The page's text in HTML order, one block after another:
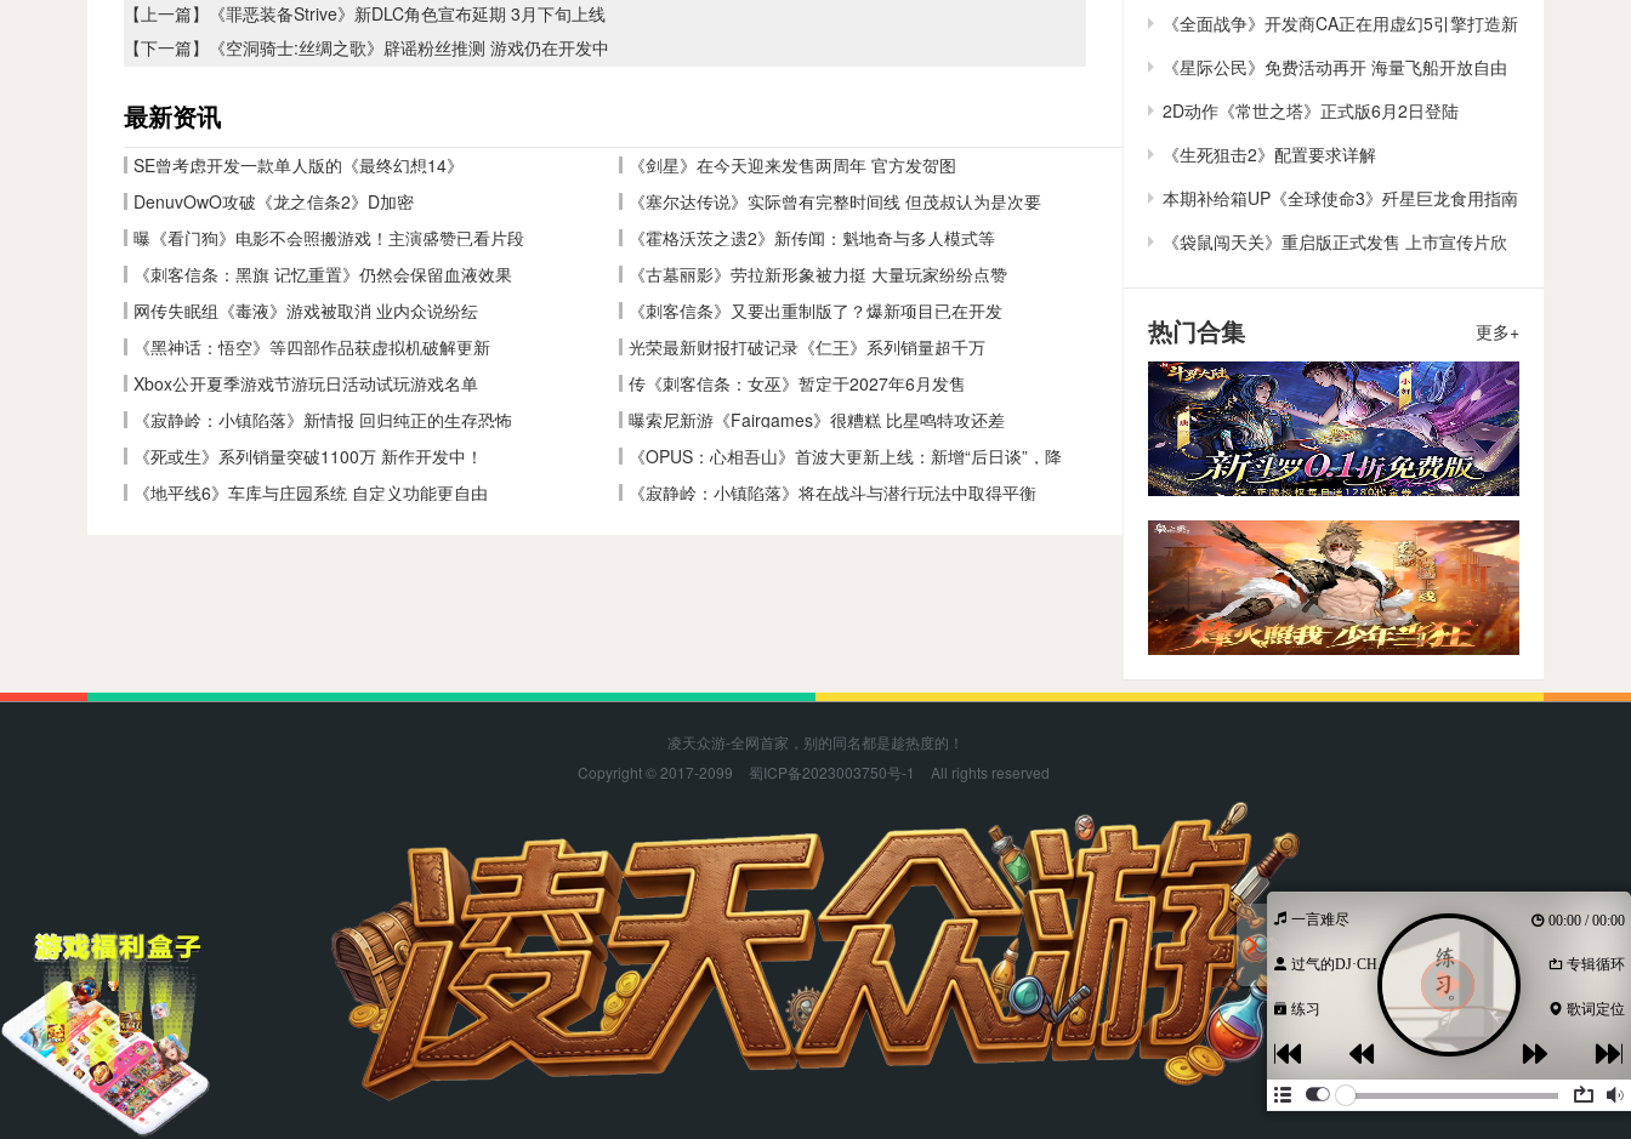
【上一篇】
《罪恶装备Strive》新DLC角色宣布延期 3月下旬上线
【下一篇】
《空洞骑士:丝绸之歌》辟谣粉丝推测 游戏仍在开发中
最新资讯
SE曾考虑开发一款单人版的《最终幻想14》
《剑星》在今天迎来发售两周年 官方发贺图
DenuvOwO攻破《龙之信条2》D加密
《塞尔达传说》实际曾有完整时间线 但茂叔认为是次要
曝《看门狗》电影不会照搬游戏！主演盛赞已看片段
《霍格沃茨之遗2》新传闻：魁地奇与多人模式等
《刺客信条：黑旗 记忆重置》仍然会保留血液效果
《古墓丽影》劳拉新形象被力挺 大量玩家纷纷点赞
网传失眠组《毒液》游戏被取消 业内众说纷纭
《刺客信条》又要出重制版了？爆新项目已在开发
《黑神话：悟空》等四部作品获虚拟机破解更新
光荣最新财报打破记录《仁王》系列销量超千万
Xbox公开夏季游戏节游玩日活动试玩游戏名单
传《刺客信条：女巫》暂定于2027年6月发售
《寂静岭：小镇陷落》新情报 回归纯正的生存恐怖
曝索尼新游《Fairgames》很糟糕 比星鸣特攻还差
《死或生》系列销量突破1100万 新作开发中！
《OPUS：心相吾山》首波大更新上线：新增“后日谈”，降
《地平线6》车库与庄园系统 自定义功能更自由
《寂静岭：小镇陷落》将在战斗与潜行玩法中取得平衡
Switch
《全面战争》开发商CA正在用虚幻5引擎打造新
作
《星际公民》免费活动再开 海量飞船开放自由
体验
2D动作《常世之塔》正式版6月2日登陆
Steam/Switch
《生死狙击2》配置要求详解
本期补给箱UP《全球使命3》歼星巨龙食用指南
《袋鼠闯天关》重启版正式发售 上市宣传片欣
赏
热门合集 更多+
凌天众游-全网首家，别的同名都是趁热度的！
Copyright © 2017-2099
蜀ICP备2023003750号-1 All rights reserved
一言难尽 00:00 / 00:00
过气的DJ·CH... 专辑循环
练习 歌词定位